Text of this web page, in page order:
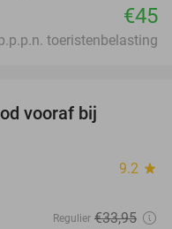
€45
toeristenbelasting
vooraf bij
9.2 star
Regulier €33,95